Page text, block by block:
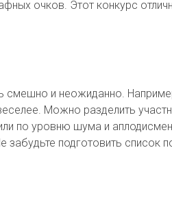
очков. Этот конкурс
смешно и неожиданно.
Можно разделить
по уровню шума и
подготовить список